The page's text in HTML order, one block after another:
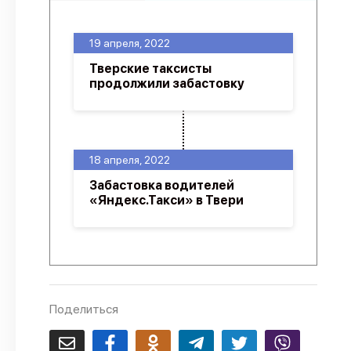
Политика конфиденциальности
18 апреля, 2022
Забастовка водителей
«Яндекс.Такси» в Твери
19 апреля, 2022
Тверские таксисты
продолжили забастовку
Поделиться